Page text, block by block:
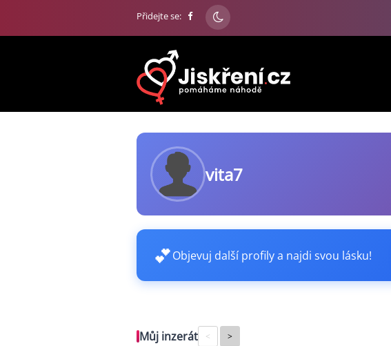
Přidejte se:
vita7
💕Objevuj další profily a najdi svou lásku!
Můj inzerát < >